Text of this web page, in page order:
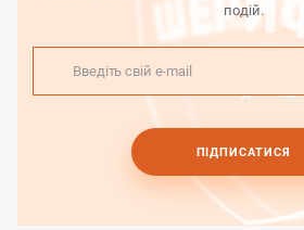
подій.
ПІДПИСАТИСЯ